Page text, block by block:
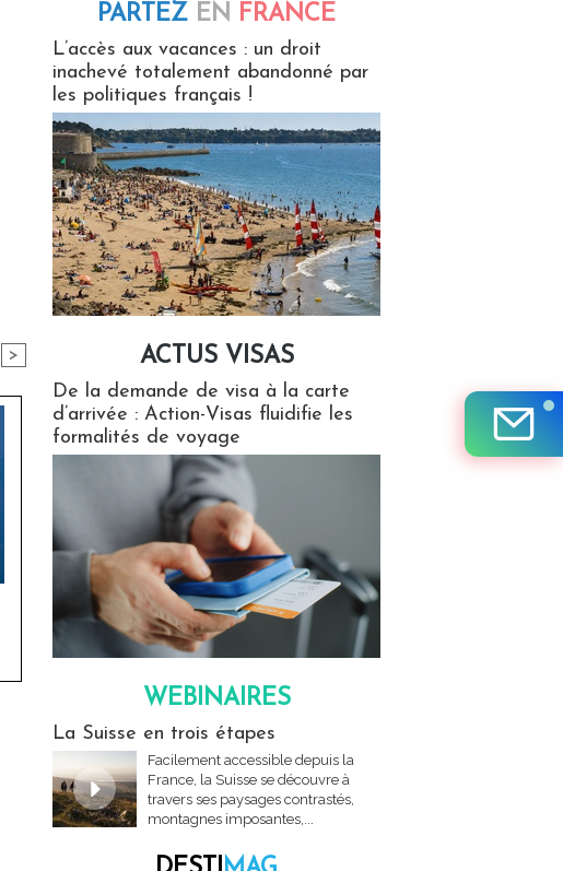
>
PARTEZ EN FRANCE
L’accès aux vacances : un droit
inachevé totalement abandonné par
les politiques français !
ACTUS VISAS
De la demande de visa à la carte
d’arrivée : Action-Visas fluidifie les
formalités de voyage
WEBINAIRES
La Suisse en trois étapes
Facilement accessible depuis la
France, la Suisse se découvre à
travers ses paysages contrastés,
montagnes imposantes,...